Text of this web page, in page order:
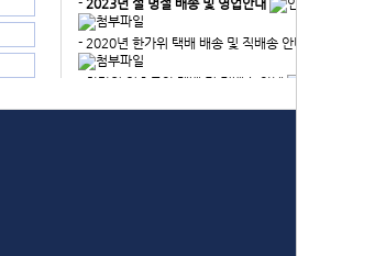
- 2023년 설 명절 배송 및 영업안내
- 2020년 한가위 택배 배송 및 직배송 안내
- 한가위 연휴동안 택배 및 직배송 안내